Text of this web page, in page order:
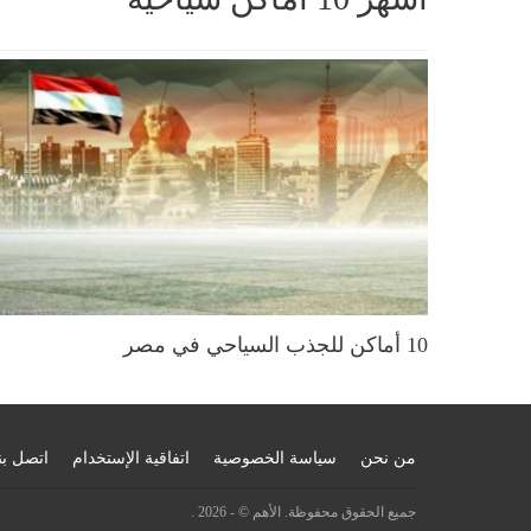
10 أماكن للجذب السياحي في مصر
من نحن سياسة الخصوصية اتفاقية الإستخدام اتصل
جميع الحقوق محفوظة. الأهم © - 2026 .